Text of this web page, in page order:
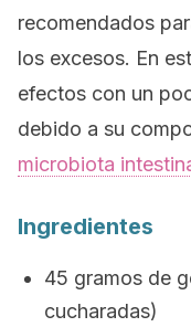
recomendados
los excesos. En
efectos con un
debido a su
microbiota
Ingredientes
45 gramos de
cucharadas)